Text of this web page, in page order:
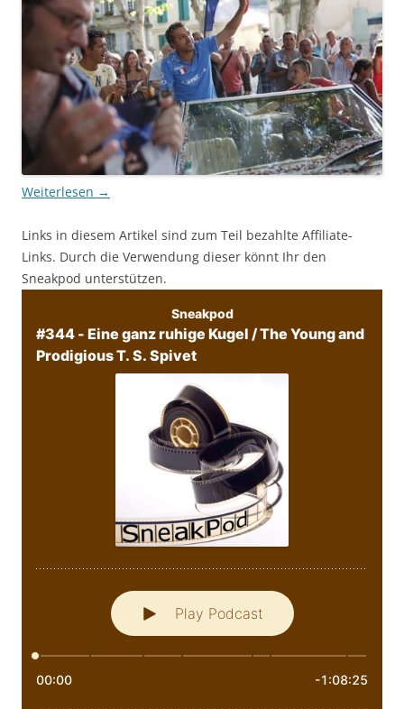
Weiterlesen →
Links in diesem Artikel sind zum Teil bezahlte Affiliate-
Links. Durch die Verwendung dieser könnt Ihr den
Sneakpod unterstützen.